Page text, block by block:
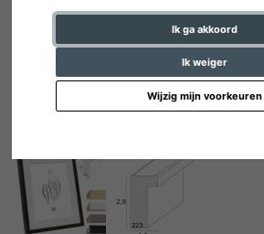
Ik ga akkoord
Ik weiger
Wijzig mijn voorkeuren